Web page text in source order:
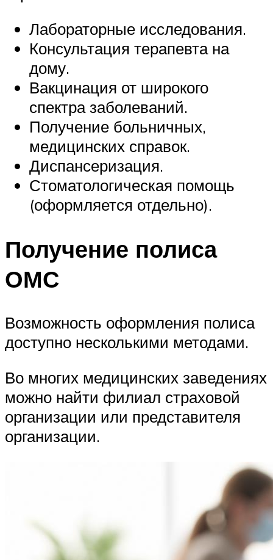
Лабораторные исследования.
Консультация терапевта на
дому.
Вакцинация от широкого
спектра заболеваний.
Получение больничных,
медицинских справок.
Диспансеризация.
Стоматологическая помощь
(оформляется отдельно).
Получение полиса
ОМС
Возможность оформления полиса
доступно несколькими методами.
Во многих медицинских заведениях
можно найти филиал страховой
организации или представителя
организации.